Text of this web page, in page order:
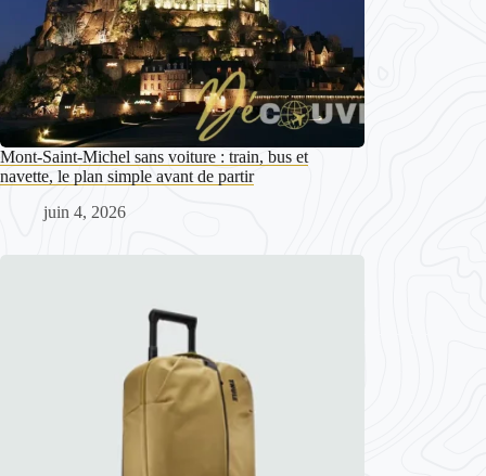
Mont-Saint-Michel sans voiture : train, bus et
navette, le plan simple avant de partir
juin 4, 2026